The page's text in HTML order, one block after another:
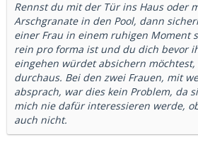
Rennst du mit der Tür ins Haus oder
Arschgranate in den Pool, dann
einer Frau in einem ruhigen Moment
rein pro forma ist und du dich bevor
eingehen würdet absichern
durchaus. Bei den zwei Frauen, mit
absprach, war dies kein Problem, da
mich nie dafür interessieren werde,
auch nicht.